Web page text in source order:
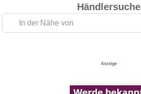
Händlersuche
In der Nähe von
Anzeige